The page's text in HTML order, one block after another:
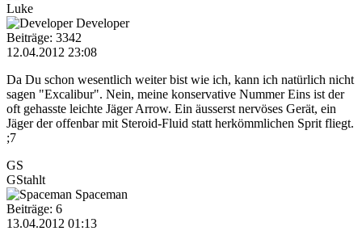
Luke
Developer
Beiträge: 3342
12.04.2012 23:08
Da Du schon wesentlich weiter bist wie ich, kann ich natürlich nicht
sagen "Excalibur". Nein, meine konservative Nummer Eins ist der
oft gehasste leichte Jäger Arrow. Ein äusserst nervöses Gerät, ein
Jäger der offenbar mit Steroid-Fluid statt herkömmlichen Sprit fliegt.
;7
GS
GStahlt
Spaceman
Beiträge: 6
13.04.2012 01:13